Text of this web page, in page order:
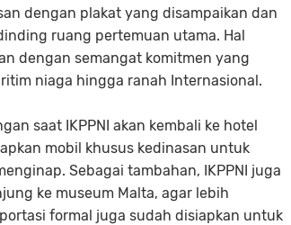
dengan plakat yang disampaikan dan
ruang pertemuan utama. Hal
dengan semangat komitmen yang
niaga hingga ranah Internasional.
saat IKPPNI akan kembali ke hotel
mobil khusus kedinasan untuk
Sebagai tambahan, IKPPNI juga
ke museum Malta, agar lebih
formal juga sudah disiapkan untuk